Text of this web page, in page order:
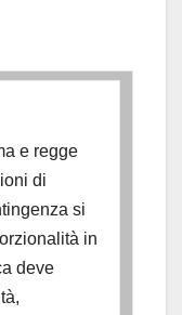
e regge
di
si
in
deve